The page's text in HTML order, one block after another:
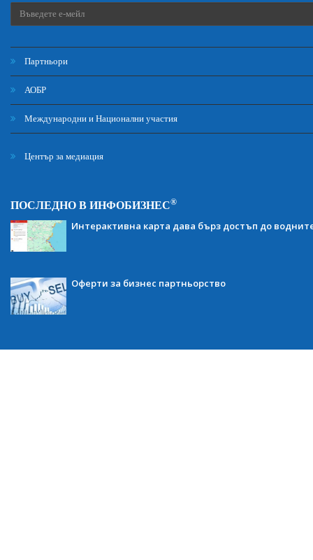
Партньори
АОБР
Международни и Национални участия
Център за медиация
ПОСЛЕДНО В ИНФОБИЗНЕС®
Интерактивна карта дава бърз достъп до
Оферти за бизнес партньорство